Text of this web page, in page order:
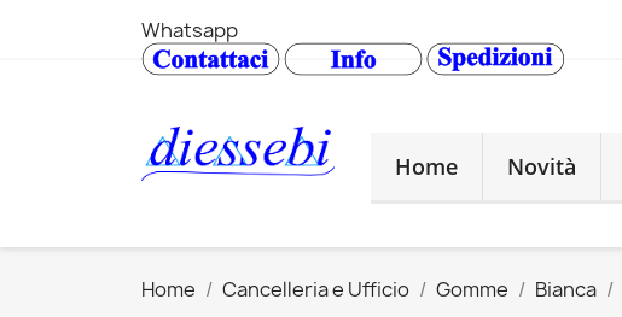
Whatsapp
Home
Novità
Home Cancelleria e Ufficio Gomme Bianca